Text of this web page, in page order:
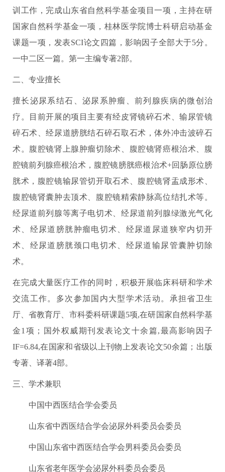
训工作，完成山东省自然科学基金项目一项，主持在研
国家自然科学基金一项，桂林医学院博士科研启动基金
课题一项，发表SCI论文四篇，影响因子全部大于5分。
一中二区一篇。第一主编专著2部。
二、专业擅长
擅长泌尿系结石、泌尿系肿瘤、前列腺疾病的微创治
疗。目前开展的项目主要有经皮肾镜碎石术、输尿管镜
碎石术、经尿道膀胱结石碎石取石术，体外冲击波碎石
术。腹腔镜肾上腺肿瘤切除术、腹腔镜肾癌根治术、腹
腔镜前列腺癌根治术，腹腔镜膀胱癌根治术+回肠原位膀
胱术，腹腔镜输尿管切开取石术、腹腔镜肾盂成形术、
腹腔镜肾囊肿去顶术、腹腔镜精索静脉高位结扎术等。
经尿道前列腺等离子电切术、经尿道前列腺绿激光气化
术、经尿道膀胱肿瘤电切术、经尿道尿道狭窄内切开
术、经尿道膀胱颈口电切术、经尿道输尿管囊肿切除
术。
在完成大量医疗工作的同时，积极开展临床科研和学术
交流工作。多次参加国内大型学术活动。承担省卫生
厅、省教育厅、市科委科研课题5项,在研国家自然科学基
金1项；国外权威期刊发表论文十余篇,最高影响因子
IF=6.84,在国家和省级以上刊物上发表论文50余篇；出版
专著、译著4部。
三、学术兼职
中国中西医结合学会委员
山东省中西医结合学会泌尿外科委员会委员
中国山东省中西医结合学会男科委员会委员
山东省老年医学会泌尿外科委员会委员